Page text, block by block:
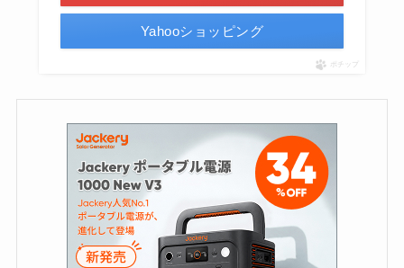
Yahooショッピング
ポチップ